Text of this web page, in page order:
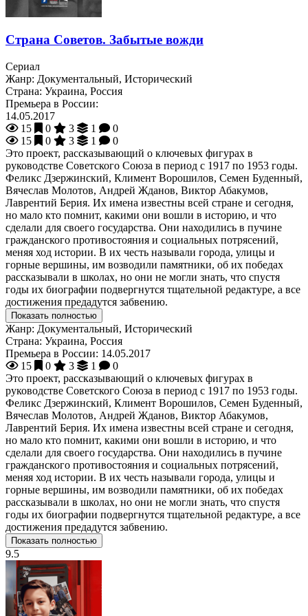
Страна Советов. Забытые вожди
Сериал
Жанр: Документальный, Исторический
Страна: Украина, Россия
Премьера в России:
14.05.2017
15
0 3 1
0
15
0 3 1
0
Это проект, рассказывающий о ключевых фигурах в
руководстве Советского Союза в период с 1917 по 1953 годы.
Феликс Дзержинский, Климент Ворошилов, Семен Буденный,
Вячеслав Молотов, Андрей Жданов, Виктор Абакумов,
Лаврентий Берия. Их имена известны всей стране и сегодня,
но мало кто помнит, какими они вошли в историю, и что
сделали для своего государства. Они находились в пучине
гражданского противостояния и социальных потрясений,
меняя ход истории. В их честь называли города, улицы и
горные вершины, им возводили памятники, об их победах
рассказывали в школах, но они не могли знать, что спустя
годы их биографии подвергнутся тщательной редактуре, а все
достижения предадутся забвению.
Показать полностью
Жанр: Документальный, Исторический
Страна: Украина, Россия
Премьера в России: 14.05.2017
15
0 3 1
0
Это проект, рассказывающий о ключевых фигурах в
руководстве Советского Союза в период с 1917 по 1953 годы.
Феликс Дзержинский, Климент Ворошилов, Семен Буденный,
Вячеслав Молотов, Андрей Жданов, Виктор Абакумов,
Лаврентий Берия. Их имена известны всей стране и сегодня,
но мало кто помнит, какими они вошли в историю, и что
сделали для своего государства. Они находились в пучине
гражданского противостояния и социальных потрясений,
меняя ход истории. В их честь называли города, улицы и
горные вершины, им возводили памятники, об их победах
рассказывали в школах, но они не могли знать, что спустя
годы их биографии подвергнутся тщательной редактуре, а все
достижения предадутся забвению.
Показать полностью
9.5